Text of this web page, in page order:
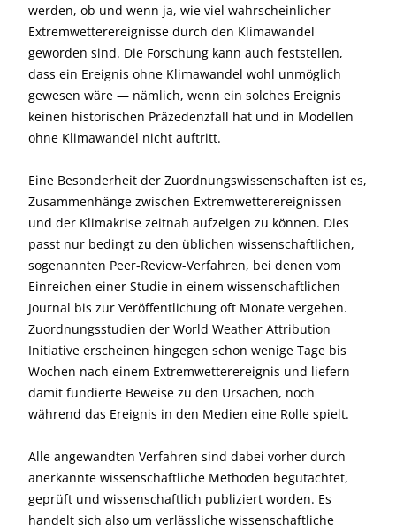
werden, ob und wenn ja, wie viel wahrscheinlicher
Extremwetterereignisse durch den Klimawandel
geworden sind. Die Forschung kann auch feststellen,
dass ein Ereignis ohne Klimawandel wohl unmöglich
gewesen wäre — nämlich, wenn ein solches Ereignis
keinen historischen Präzedenzfall hat und in Modellen
ohne Klimawandel nicht auftritt.
Eine Besonderheit der Zuordnungswissenschaften ist es,
Zusammenhänge zwischen Extremwetterereignissen
und der Klimakrise zeitnah aufzeigen zu können. Dies
passt nur bedingt zu den üblichen wissenschaftlichen,
sogenannten Peer-Review-Verfahren, bei denen vom
Einreichen einer Studie in einem wissenschaftlichen
Journal bis zur Veröffentlichung oft Monate vergehen.
Zuordnungsstudien der World Weather Attribution
Initiative erscheinen hingegen schon wenige Tage bis
Wochen nach einem Extremwetterereignis und liefern
damit fundierte Beweise zu den Ursachen, noch
während das Ereignis in den Medien eine Rolle spielt.
Alle angewandten Verfahren sind dabei vorher durch
anerkannte wissenschaftliche Methoden begutachtet,
geprüft und wissenschaftlich publiziert worden. Es
handelt sich also um verlässliche wissenschaftliche